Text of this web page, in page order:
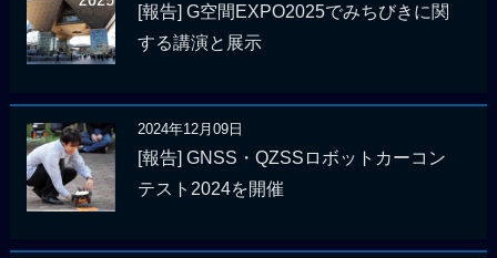
[報告] G空間EXPO2025でみちびきに関
する講演と展示
2024年12月09日
[報告] GNSS・QZSSロボットカーコン
テスト2024を開催